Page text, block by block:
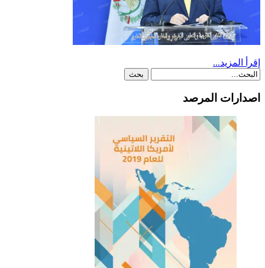
إقرأ المزيد...
اصدارات المرصد